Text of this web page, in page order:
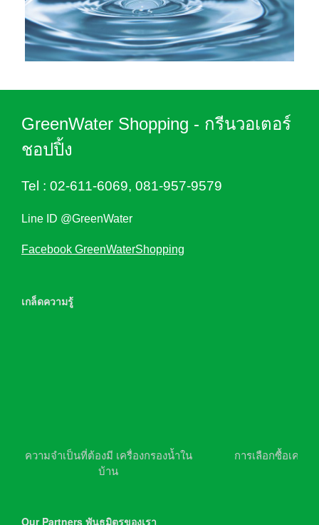
GreenWater Shopping - กรีนวอเตอร์
ชอปปิ้ง
Tel : 02-611-6069, 081-957-9579
Line ID @GreenWater
Facebook GreenWaterShopping
เกล็ดความรู้
ความจำเป็นที่ต้องมี เครื่องกรองน้ำใน
บ้าน
การเลือกซื้อเครื่อ
Our Partners พันธมิตรของเรา